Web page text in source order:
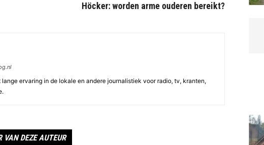
Höcker: worden arme ouderen bereikt?
ervaring in de lokale en andere journalistiek voor radio, tv, kranten,
VAN DEZE AUTEUR